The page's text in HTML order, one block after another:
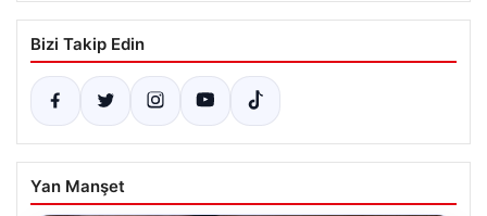
Bizi Takip Edin
Yan Manşet